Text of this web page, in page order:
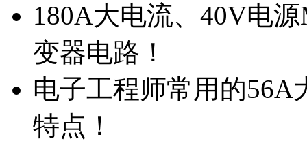
180A大电流、40V电
变器电路！
电子工程师常用的56A
特点！